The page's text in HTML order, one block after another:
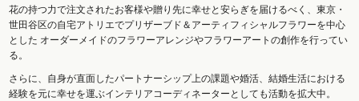
花の持つ力で注文されたお客様や贈り先に幸せと安らぎを届けるべく、東京・
世田谷区の自宅アトリエでプリザーブド＆アーティフィシャルフラワーを中心
とした オーダーメイドのフラワーアレンジやフラワーアートの創作を行ってい
る。
さらに、自身が直面したパートナーシップ上の課題や婚活、結婚生活における
経験を元に幸せを運ぶインテリアコーディネーターとしても活動を拡大中。